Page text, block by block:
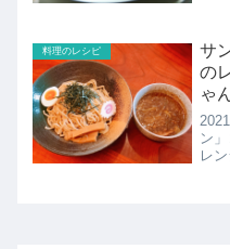
料理のレシピ
サ
の
ゃ
ン
レ